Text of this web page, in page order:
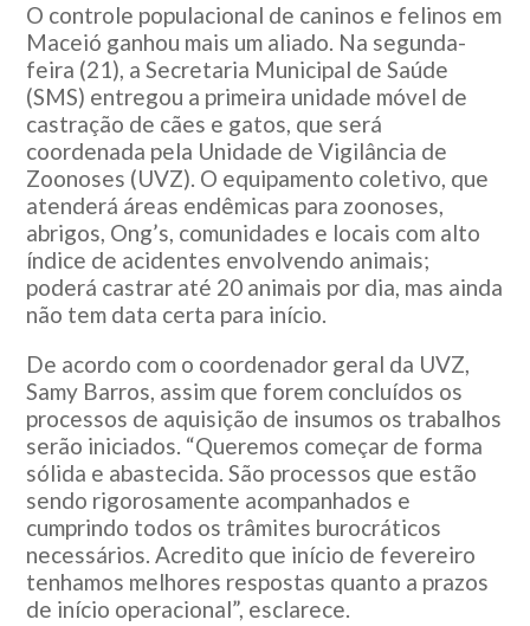
O controle populacional de caninos e felinos em
Maceió ganhou mais um aliado. Na segunda-
feira (21), a Secretaria Municipal de Saúde
(SMS) entregou a primeira unidade móvel de
castração de cães e gatos, que será
coordenada pela Unidade de Vigilância de
Zoonoses (UVZ). O equipamento coletivo, que
atenderá áreas endêmicas para zoonoses,
abrigos, Ong’s, comunidades e locais com alto
índice de acidentes envolvendo animais;
poderá castrar até 20 animais por dia, mas ainda
não tem data certa para início.
De acordo com o coordenador geral da UVZ,
Samy Barros, assim que forem concluídos os
processos de aquisição de insumos os trabalhos
serão iniciados. “Queremos começar de forma
sólida e abastecida. São processos que estão
sendo rigorosamente acompanhados e
cumprindo todos os trâmites burocráticos
necessários. Acredito que início de fevereiro
tenhamos melhores respostas quanto a prazos
de início operacional”, esclarece.